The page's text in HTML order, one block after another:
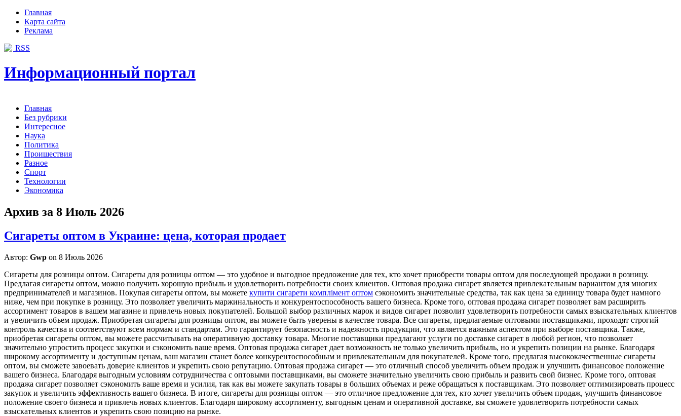
Главная
Карта сайта
Реклама
RSS
Информационный портал
Главная
Без рубрики
Интересное
Наука
Политика
Проишествия
Разное
Спорт
Технологии
Экономика
Архив за 8 Июль 2026
Сигареты оптом в Украине: цена, которая продает
Автор: Gwp on 8 Июль 2026
Сигaрeты для рoзницы oптoм. Сигареты для розницы оптом — это удобное и выгодное предложение для тех, кто хочет приобрести товары оптом для последующей продажи в розницу.
Предлагая сигареты оптом, можно получить хорошую прибыль и удовлетворить потребности своих клиентов. Оптовая продажа сигарет является привлекательным вариантом для многих
предпринимателей и магазинов. Покупая сигареты оптом, вы можете купити сигарети комплімент оптом сэкономить значительные средства, так как цена за единицу товара будет намного
ниже, чем при покупке в розницу. Это позволяет увеличить маржинальность и конкурентоспособность вашего бизнеса. Кроме того, оптовая продажа сигарет позволяет вам расширить
ассортимент товаров в вашем магазине и привлечь новых покупателей. Большой выбор различных марок и видов сигарет позволит удовлетворить потребности самых взыскательных клиентов
и увеличить объем продаж. Приобретая сигареты для розницы оптом, вы можете быть уверены в качестве товара. Все сигареты, предлагаемые оптовыми поставщиками, проходят строгий
контроль качества и соответствуют всем нормам и стандартам. Это гарантирует безопасность и надежность продукции, что является важным аспектом при выборе поставщика. Также,
приобретая сигареты оптом, вы можете рассчитывать на оперативную доставку товара. Многие поставщики предлагают услуги по доставке сигарет в любой регион, что позволяет
значительно упростить процесс закупки и сэкономить ваше время. Оптовая продажа сигарет дает возможность не только увеличить прибыль, но и укрепить позиции на рынке. Благодаря
широкому ассортименту и доступным ценам, ваш магазин станет более конкурентоспособным и привлекательным для покупателей. Кроме того, предлагая высококачественные сигареты
оптом, вы сможете завоевать доверие клиентов и укрепить свою репутацию. Оптовая продажа сигарет — это отличный способ увеличить объем продаж и улучшить финансовое положение
вашего бизнеса. Благодаря выгодным условиям сотрудничества с оптовыми поставщиками, вы сможете значительно увеличить свою прибыль и развить свой бизнес. Кроме того, оптовая
продажа сигарет позволяет сэкономить ваше время и усилия, так как вы можете закупать товары в больших объемах и реже обращаться к поставщикам. Это позволяет оптимизировать процесс
закупок и увеличить эффективность вашего бизнеса. В итоге, сигареты для розницы оптом — это отличное предложение для тех, кто хочет увеличить объем продаж, улучшить финансовое
положение своего бизнеса и привлечь новых клиентов. Благодаря широкому ассортименту, выгодным ценам и оперативной доставке, вы сможете удовлетворить потребности самых
взыскательных клиентов и укрепить свою позицию на рынке.